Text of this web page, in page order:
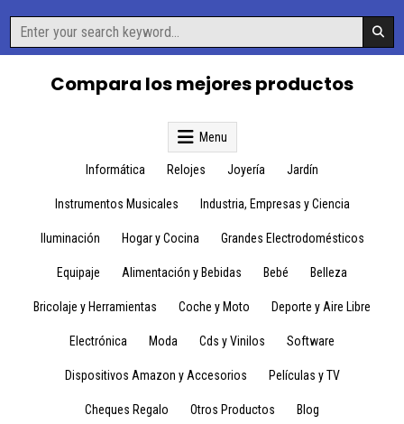
content
Search
for:
Compara los mejores productos
Menu
Informática Relojes Joyería Jardín
Instrumentos Musicales Industria, Empresas y Ciencia
Iluminación Hogar y Cocina Grandes Electrodomésticos
Equipaje Alimentación y Bebidas Bebé Belleza
Bricolaje y Herramientas Coche y Moto Deporte y Aire Libre
Electrónica Moda Cds y Vinilos Software
Dispositivos Amazon y Accesorios Películas y TV
Cheques Regalo Otros Productos Blog